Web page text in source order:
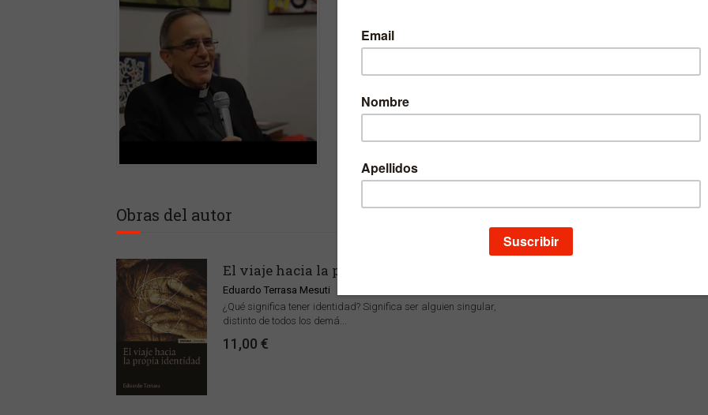
Obras del autor
El viaje hacia la propia identidad
Eduardo Terrasa Mesuti
¿Qué significa tener identidad? Significa ser alguien singular,
distinto de todos los demá...
11,00 €